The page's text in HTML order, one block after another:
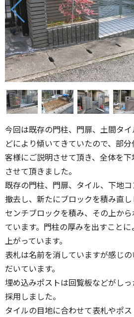
今回は既存の門柱、門扉、土間タ
どにより傾いてきていたので、部
客様にご説明させて頂き、全体を
させて頂きました。
既存の門柱、門扉、タイル、下地
撤去し、新たにブロックを積み直
センチブロックを積み、その上か
ています。門柱の厚みを出すこと
上がっています。
表札は名前を消していますが感じ
だいています。
埋め込みポストは回覧板などがし
採用しました。
タイルの目地に合わせて表札やポ